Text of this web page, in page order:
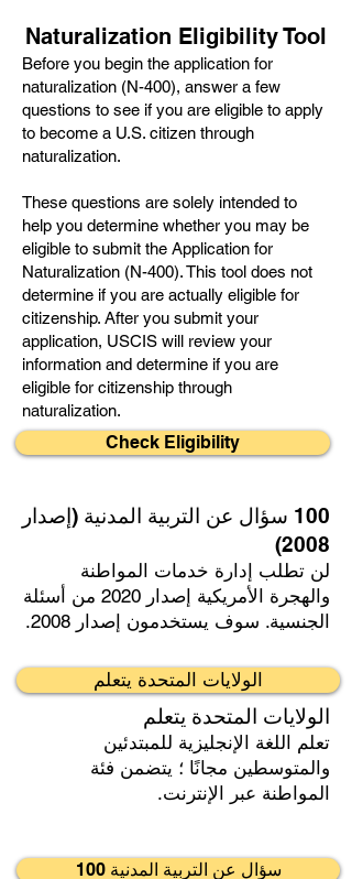
Naturalization Eligibility Tool
Before you begin the application for
naturalization (N-400), answer a few
questions to see if you are eligible to apply
to become a U.S. citizen through
naturalization.
These questions are solely intended to
help you determine whether you may be
eligible to submit the Application for
Naturalization (N-400). This tool does not
determine if you are actually eligible for
citizenship. After you submit your
application, USCIS will review your
information and determine if you are
eligible for citizenship through
naturalization.
Check Eligibility
100 سؤال عن التربية المدنية (إصدار
2008)
لن تطلب إدارة خدمات المواطنة
والهجرة الأمريكية إصدار 2020 من أسئلة
الجنسية. سوف يستخدمون إصدار 2008.
الولايات المتحدة يتعلم
الولايات المتحدة يتعلم
تعلم اللغة الإنجليزية للمبتدئين
والمتوسطين مجانًا ؛ يتضمن فئة
المواطنة عبر الإنترنت.
100 سؤال عن التربية المدنية